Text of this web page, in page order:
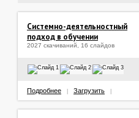
Системно-деятельностный
подход в обучении
2027 скачиваний, 16 слайдов
Подробнее Загрузить